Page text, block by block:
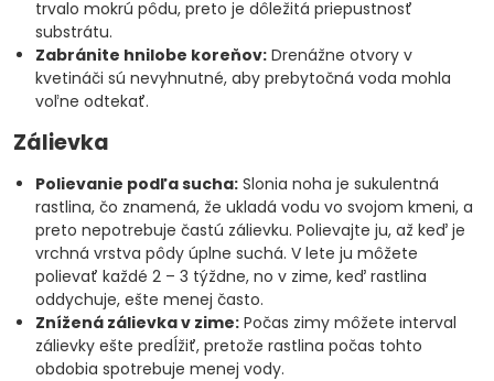
trvalo mokrú pôdu, preto je dôležitá priepustnosť
substrátu.
Zabránite hnilobe koreňov: Drenážne otvory v
kvetináči sú nevyhnutné, aby prebytočná voda mohla
voľne odtekať.
Zálievka
Polievanie podľa sucha: Slonia noha je sukulentná
rastlina, čo znamená, že ukladá vodu vo svojom kmeni, a
preto nepotrebuje častú zálievku. Polievajte ju, až keď je
vrchná vrstva pôdy úplne suchá. V lete ju môžete
polievať každé 2 – 3 týždne, no v zime, keď rastlina
oddychuje, ešte menej často.
Znížená zálievka v zime: Počas zimy môžete interval
zálievky ešte predĺžiť, pretože rastlina počas tohto
obdobia spotrebuje menej vody.